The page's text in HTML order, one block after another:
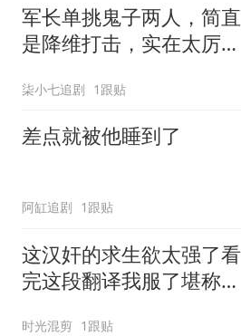
军长单挑鬼子两人，简直
是降维打击，实在太厉害
柒小七追剧 1跟贴
差点就被他睡到了
阿缸追剧 1跟贴
这汉奸的求生欲太强了看
完这段翻译我服了堪称翻
时光混剪 1跟贴